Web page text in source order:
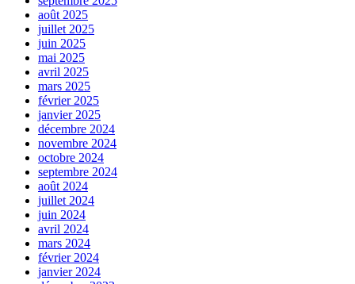
août 2025
juillet 2025
juin 2025
mai 2025
avril 2025
mars 2025
février 2025
janvier 2025
décembre 2024
novembre 2024
octobre 2024
septembre 2024
août 2024
juillet 2024
juin 2024
avril 2024
mars 2024
février 2024
janvier 2024